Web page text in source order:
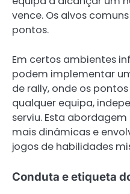
vence. Os alvos comuns
pontos.
Em certos ambientes
podem implementar
de rally, onde os
qualquer equipa,
serviu. Esta
mais dinâmicas e
jogos de habilidades
Conduta e etiqueta